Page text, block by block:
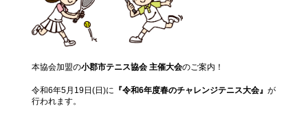
本協会加盟の小郡市テニス協会 主催大会のご案内！
令和6年5月19日(日)に 『令和6年度春のチャレンジテニス大会』が
行われます。